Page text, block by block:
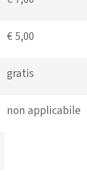
€ 5,00
gratis
non applicabile